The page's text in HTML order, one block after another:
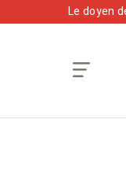
Le doyen